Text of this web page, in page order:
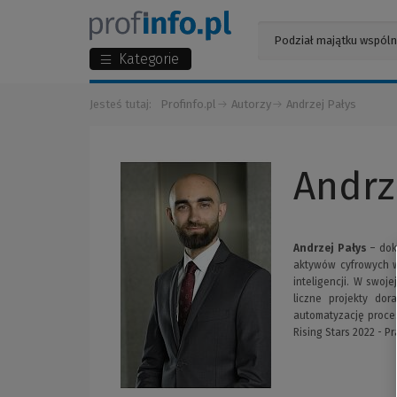
Kategorie
Jesteś tutaj: Profinfo.pl Autorzy Andrzej Pałys
Andrzej Pałys –
aktywów cyfrowych
inteligencji. W
liczne projekty
automatyzację
Rising Stars 2022 -